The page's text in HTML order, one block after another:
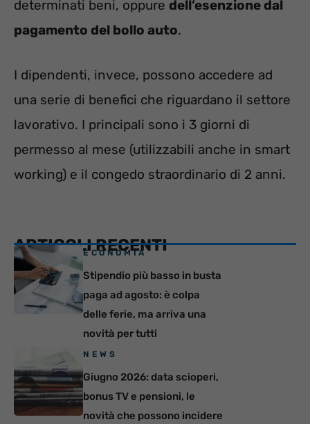
determinati beni, oppure dell’esenzione dal
pagamento del bollo auto.
I dipendenti, invece, possono accedere ad
una serie di benefici che riguardano il settore
lavorativo. I principali sono i 3 giorni di
permesso al mese (utilizzabili anche in smart
working) e il congedo straordinario di 2 anni.
ARTICOLI RECENTI
ECONOMIA
Stipendio più basso in busta
paga ad agosto: è colpa
delle ferie, ma arriva una
novità per tutti
NEWS
Giugno 2026: data scioperi,
bonus TV e pensioni, le
novità che possono incidere